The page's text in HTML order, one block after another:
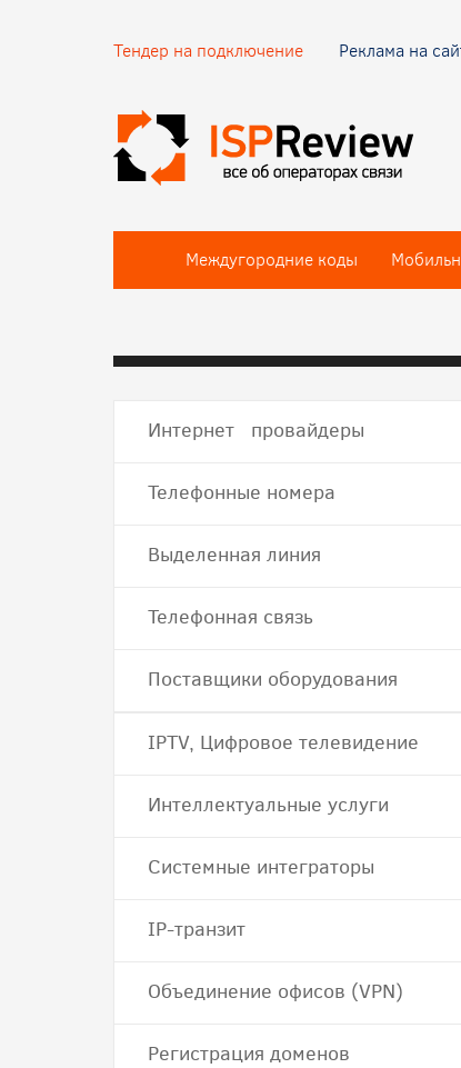
Тендер на подключение Реклама на
Междугородние коды
Интернет провайдеры
Телефонные номера
Выделенная линия
Телефонная связь
Поставщики оборудования
IPTV, Цифровое телевидение
Интеллектуальные услуги
Системные интеграторы
IP-транзит
Объединение офисов (VPN)
Регистрация доменов